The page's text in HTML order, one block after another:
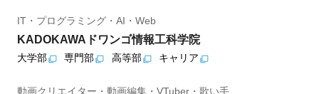
IT・プログラミング・AI・Web
KADOKAWAドワンゴ情報工科学院
大学部 専門部 高等部 キャリア
動画クリエイター・動画編集・VTuber・歌い手